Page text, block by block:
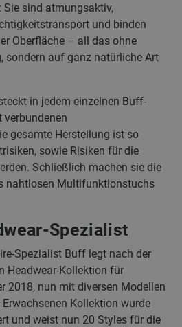
Sie sind atmungsaktiv,
und binden
Oberfläche – all das ohne
sondern auf ganz natürliche Art
in jedem einzelnen Buff-
verbundenen
gesamte Herstellung ist so
sowie Risiken für die
Schließlich machen sie die
nahtlosen Multifunktionstuchs
Spezialist
Spezialist Buff legt nach der
Headwear-Kollektion für
2018, nun mit diversen Modellen
Kollektion wurde
und weist nun 20 Styles für die